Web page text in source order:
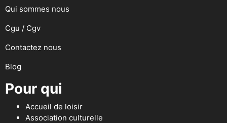
Qui sommes nous
Cgu / Cgv
Contactez nous
Blog
Pour qui
Accueil de loisir
Association culturelle